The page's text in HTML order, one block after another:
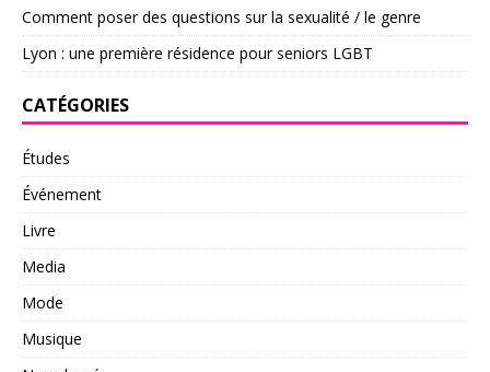
Comment poser des questions sur la sexualité / le genre
Lyon : une première résidence pour seniors LGBT
CATÉGORIES
Études
Événement
Livre
Media
Mode
Musique